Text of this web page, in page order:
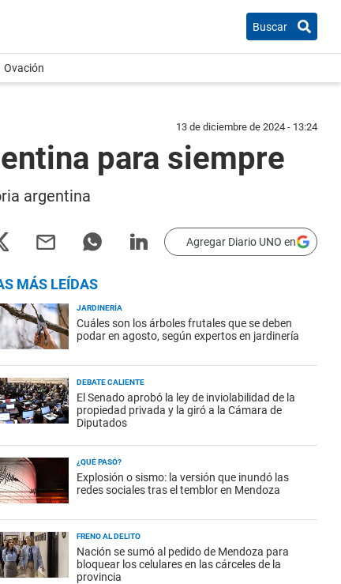
Buscar
Ovación
13 de diciembre de 2024 - 13:24
para siempre
argentina
Agregar Diario UNO en
MÁS LEÍDAS
JARDINERÍA
Cuáles son los árboles frutales que se deben
podar en agosto, según expertos en jardinería
DEBATE CALIENTE
El Senado aprobó la ley de inviolabilidad de la
propiedad privada y la giró a la Cámara de
Diputados
¿QUÉ PASÓ?
Explosión o sismo: la versión que inundó las
redes sociales tras el temblor en Mendoza
FRENO AL DELITO
Nación se sumó al pedido de Mendoza para
bloquear los celulares en las cárceles de la
provincia